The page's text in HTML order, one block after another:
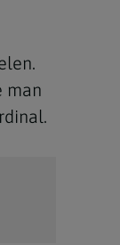
man